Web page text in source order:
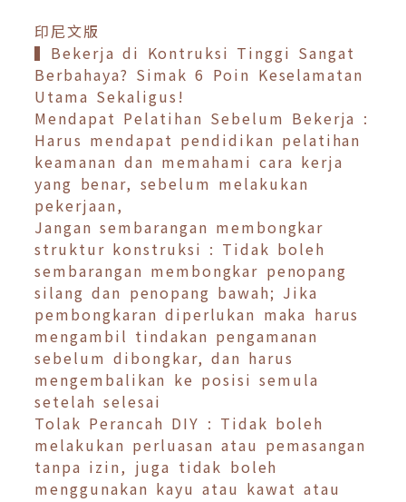
印尼文版
▍Bekerja di Kontruksi Tinggi Sangat
Berbahaya? Simak 6 Poin Keselamatan
Utama Sekaligus!
Mendapat Pelatihan Sebelum Bekerja :
Harus mendapat pendidikan pelatihan
keamanan dan memahami cara kerja
yang benar, sebelum melakukan
pekerjaan,
Jangan sembarangan membongkar
struktur konstruksi : Tidak boleh
sembarangan membongkar penopang
silang dan penopang bawah; Jika
pembongkaran diperlukan maka harus
mengambil tindakan pengamanan
sebelum dibongkar, dan harus
mengembalikan ke posisi semula
setelah selesai
Tolak Perancah DIY : Tidak boleh
melakukan perluasan atau pemasangan
tanpa izin, juga tidak boleh
menggunakan kayu atau kawat atau